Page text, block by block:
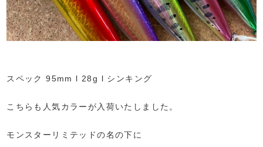
スペック 95mm l 28g l シンキング
こちらも人気カラーが入荷いたしました。
モンスターリミテッドの名の下に